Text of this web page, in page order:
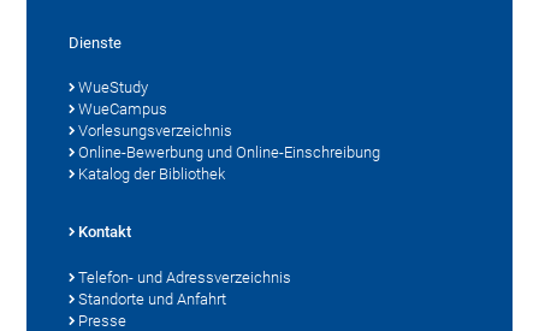
Dienste
WueStudy
WueCampus
Vorlesungsverzeichnis
Online-Bewerbung und Online-Einschreibung
Katalog der Bibliothek
Kontakt
Telefon- und Adressverzeichnis
Standorte und Anfahrt
Presse